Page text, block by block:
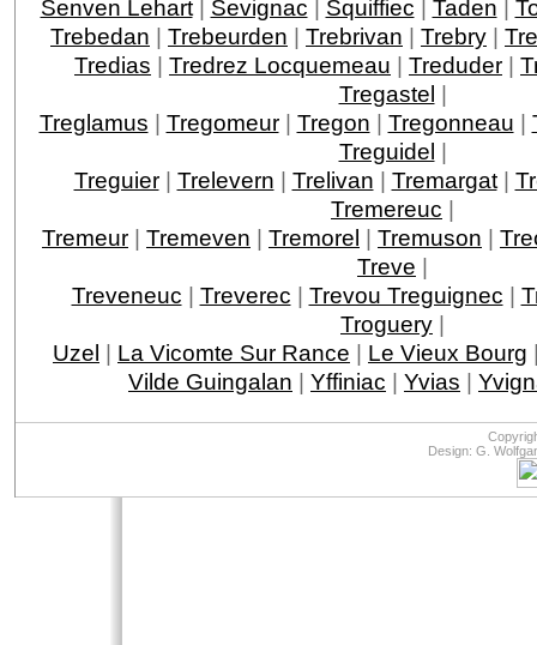
Senven Lehart| Sevignac | Squiffiec | Taden |
Trebedan | Trebeurden | Trebrivan | Trebry |
Tredias | Tredrez Locquemeau | Treduder |
Tregastel |
Treglamus | Tregomeur| Tregon | Tregonneau |
Treguidel |
Treguier| Trelevern | Trelivan | Tremargat|
Tremereuc |
Tremeur | Tremeven | Tremorel | Tremuson |
Treve |
Treveneuc | Treverec | Trevou Treguignec |
Troguery |
Uzel | La Vicomte Sur Rance | Le Vieux Bourg
Vilde Guingalan | Yffiniac | Yvias |
Design: G.